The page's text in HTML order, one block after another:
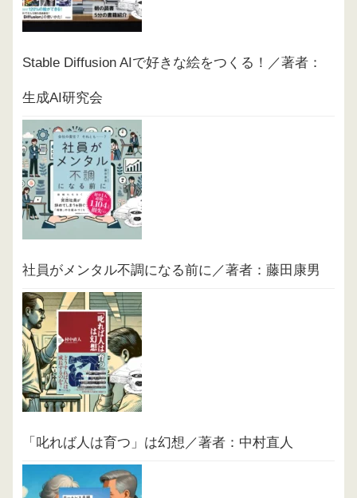
Stable Diffusion AIで好きな絵をつくる！／著者：
生成AI研究会
社員がメンタル不調になる前に／著者：藤田康男
「叱れば人は育つ」は幻想／著者：中村直人